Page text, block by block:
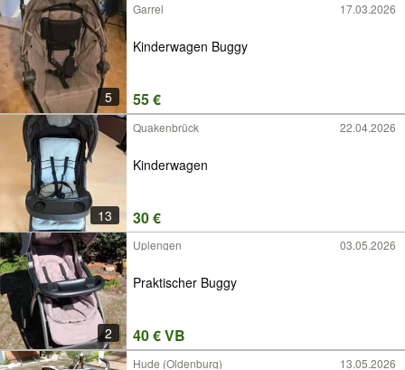
5
Garrel 17.03.2026
Kinderwagen Buggy
55 €
13
Quakenbrück 22.04.2026
Kinderwagen
30 €
2
Uplengen 03.05.2026
Praktischer Buggy
40 € VB
Hude (Oldenburg) 13.05.2026